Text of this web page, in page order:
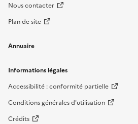
Nous contacter
Plan de site
Annuaire
Informations légales
Accessibilité : conformité partielle
Conditions générales d'utilisation
Crédits